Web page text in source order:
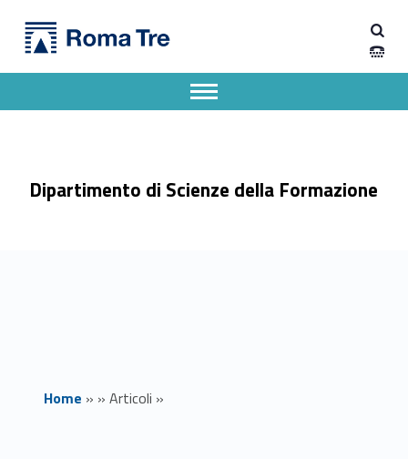
Bando incarichi e collaborazioni esterne - prot. 838 - Dipartimento di Scienze della Formazione
Dipartimento di Scienze della Formazione dell'Università degli Studi Roma Tre
Dipartimento di Scienze della Formazione
Apri il menu secondario
Header info sidebar
Home » » Articoli »